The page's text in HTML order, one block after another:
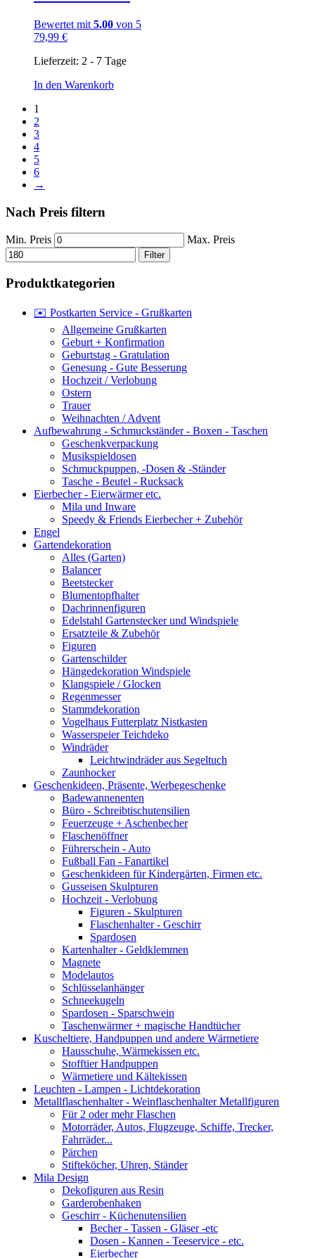
Bewertet mit 5.00 von 5
79,99 €
Lieferzeit: 2 - 7 Tage
In den Warenkorb
1
2
3
4
5
6
→
Nach Preis filtern
Min. Preis Max. Preis
Filter
Produktkategorien
✉️ Postkarten Service - Grußkarten
Allgemeine Grußkarten
Geburt + Konfirmation
Geburtstag - Gratulation
Genesung - Gute Besserung
Hochzeit / Verlobung
Ostern
Trauer
Weihnachten / Advent
Aufbewahrung - Schmuckständer - Boxen - Taschen
Geschenkverpackung
Musikspieldosen
Schmuckpuppen, -Dosen & -Ständer
Tasche - Beutel - Rucksack
Eierbecher - Eierwärmer etc.
Mila und Inware
Speedy & Friends Eierbecher + Zubehör
Engel
Gartendekoration
Alles (Garten)
Balancer
Beetstecker
Blumentopfhalter
Dachrinnenfiguren
Edelstahl Gartenstecker und Windspiele
Ersatzteile & Zubehör
Figuren
Gartenschilder
Hängedekoration Windspiele
Klangspiele / Glocken
Regenmesser
Stammdekoration
Vogelhaus Futterplatz Nistkasten
Wasserspeier Teichdeko
Windräder
Leichtwindräder aus Segeltuch
Zaunhocker
Geschenkideen, Präsente, Werbegeschenke
Badewannenenten
Büro - Schreibtischutensilien
Feuerzeuge + Aschenbecher
Flaschenöffner
Führerschein - Auto
Fußball Fan - Fanartikel
Geschenkideen für Kindergärten, Firmen etc.
Gusseisen Skulpturen
Hochzeit - Verlobung
Figuren - Skulpturen
Flaschenhalter - Geschirr
Spardosen
Kartenhalter - Geldklemmen
Magnete
Modelautos
Schlüsselanhänger
Schneekugeln
Spardosen - Sparschwein
Taschenwärmer + magische Handtücher
Kuscheltiere, Handpuppen und andere Wärmetiere
Hausschuhe, Wärmekissen etc.
Stofftier Handpuppen
Wärmetiere und Kältekissen
Leuchten - Lampen - Lichtdekoration
Metallflaschenhalter - Weinflaschenhalter Metallfiguren
Für 2 oder mehr Flaschen
Motorräder, Autos, Flugzeuge, Schiffe, Trecker,
Fahrräder...
Pärchen
Stifteköcher, Uhren, Ständer
Mila Design
Dekofiguren aus Resin
Garderobenhaken
Geschirr - Küchenutensilien
Becher - Tassen - Gläser -etc
Dosen - Kannen - Teeservice - etc.
Eierbecher